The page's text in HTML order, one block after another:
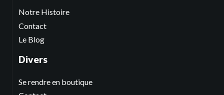
Notre Histoire
Contact
Le Blog
Divers
Se rendre en boutique